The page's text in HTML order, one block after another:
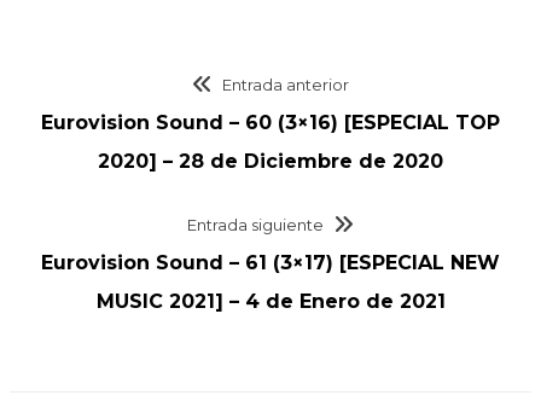
Entrada anterior
Eurovision Sound – 60 (3×16) [ESPECIAL TOP
2020] – 28 de Diciembre de 2020
Entrada siguiente
Eurovision Sound – 61 (3×17) [ESPECIAL NEW
MUSIC 2021] – 4 de Enero de 2021